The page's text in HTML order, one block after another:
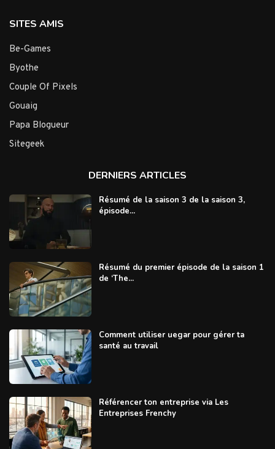
SITES AMIS
Be-Games
Byothe
Couple Of Pixels
Gouaig
Papa Blogueur
Sitegeek
DERNIERS ARTICLES
Résumé de la saison 3 de la saison 3,
épisode...
Résumé du premier épisode de la saison 1
de ‘The...
Comment utiliser uegar pour gérer ta
santé au travail
Référencer ton entreprise via Les
Entreprises Frenchy